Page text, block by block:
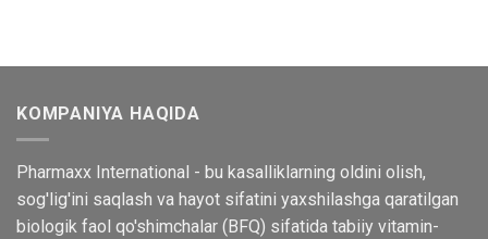
KOMPANIYA HAQIDA
Pharmaxx International - bu kasalliklarning oldini olish,
sog'lig'ini saqlash va hayot sifatini yaxshilashga qaratilgan
biologik faol qo'shimchalar (BFQ) sifatida tabiiy vitamin-